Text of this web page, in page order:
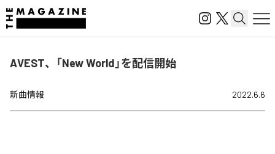
AVEST、「New World」を配信開始
新曲情報 2022.6.6